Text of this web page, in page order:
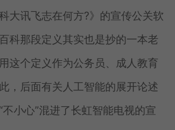
大讯飞志在何方?》的宣传公关软
科那段定义其实也是抄的一本老
这个定义作为公务员、成人教育
，后面有关人工智能的展开论述
小心”混进了长虹智能电视的宣